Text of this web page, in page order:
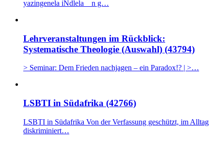
yazingenela iNdlela n g…
Lehrveranstaltungen im Rückblick:
Systematische Theologie (Auswahl) (43794)
> Seminar: Dem Frieden nachjagen – ein Paradox!? | >…
LSBTI in Südafrika (42766)
LSBTI in Südafrika Von der Verfassung geschützt, im Alltag
diskriminiert…